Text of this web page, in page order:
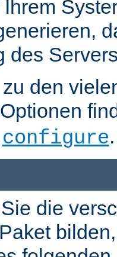
des
den
configure.
die